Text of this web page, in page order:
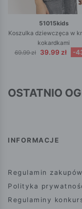
51015kids
Koszulka dziewczęca w
kokardkami
69.99 zł
39.99 zł -
OSTATNIO
INFORMACJE
Regulamin zakupów
Polityka
Regulaminy